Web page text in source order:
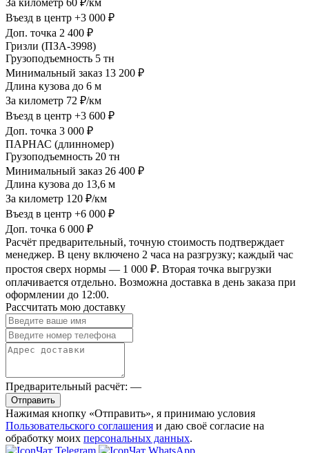
Въезд в центр +3 000 ₽
Доп. точка 2 400 ₽
Гризли (ПЗА-3998)
Грузоподъемность 5 тн
Минимальный заказ 13 200 ₽
Длина кузова до 6 м
За километр 72 ₽/км
Въезд в центр +3 600 ₽
Доп. точка 3 000 ₽
ПАРНАС (длинномер)
Грузоподъемность 20 тн
Минимальный заказ 26 400 ₽
Длина кузова до 13,6 м
За километр 120 ₽/км
Въезд в центр +6 000 ₽
Доп. точка 6 000 ₽
Расчёт предварительный, точную стоимость подтверждает
менеджер. В цену включено 2 часа на разгрузку; каждый час
простоя сверх нормы — 1 000 ₽. Вторая точка выгрузки
оплачивается отдельно. Возможна доставка в день заказа при
оформлении до 12:00.
Рассчитать мою доставку
Предварительный расчёт: —
Отправить
Нажимая кнопку «Отправить», я принимаю условия
Пользовательского соглашения и даю своё согласие на
обработку моих персональных данных.
Чат Telegram
Чат WhatsApp